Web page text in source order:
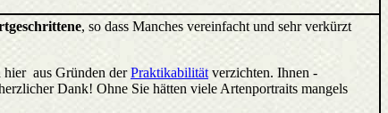
, so dass Manches vereinfacht und sehr verkürzt
hier aus Gründen derPraktikabilität verzichten. Ihnen -
Dank! Ohne Sie hätten viele Artenportraits mangels